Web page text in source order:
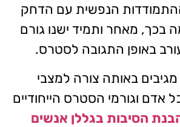
הנפשית עם הדחק
בכך, מאחר ותמיד ישנו גורם
באופן התגובה לסטרס.
באותה צורה למצבי
אדם וגורמי הסטרס הייחודיים
הסיבות בגללן אנשים